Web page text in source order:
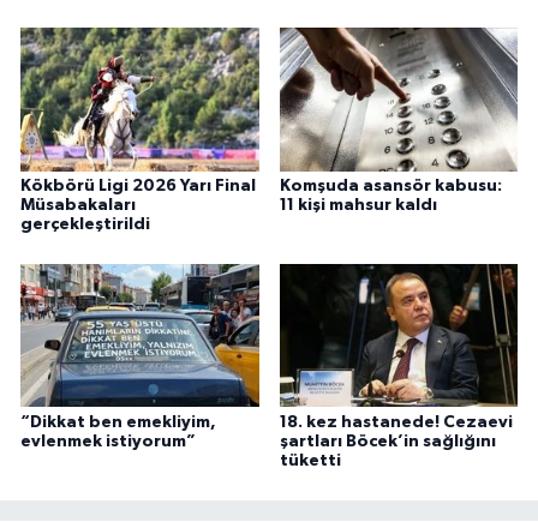
Kökbörü Ligi 2026 Yarı Final
Müsabakaları
gerçekleştirildi
Komşuda asansör kabusu:
11 kişi mahsur kaldı
“Dikkat ben emekliyim,
evlenmek istiyorum”
18. kez hastanede! Cezaevi
şartları Böcek’in sağlığını
tüketti